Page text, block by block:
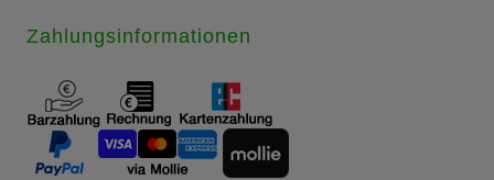
Zahlungsinformationen